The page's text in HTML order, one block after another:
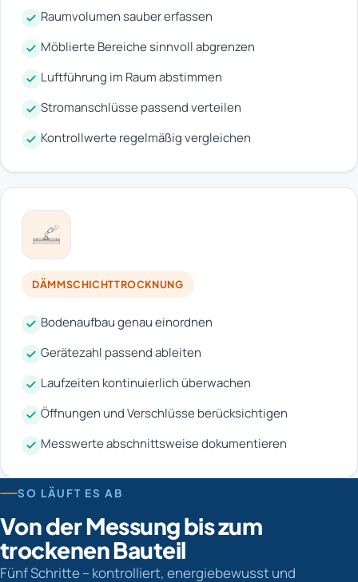
Raumvolumen sauber erfassen
Möblierte Bereiche sinnvoll abgrenzen
Luftführung im Raum abstimmen
Stromanschlüsse passend verteilen
Kontrollwerte regelmäßig vergleichen
DÄMMSCHICHTTROCKNUNG
Bodenaufbau genau einordnen
Gerätezahl passend ableiten
Laufzeiten kontinuierlich überwachen
Öffnungen und Verschlüsse berücksichtigen
Messwerte abschnittsweise dokumentieren
SO LÄUFT ES AB
Von der Messung bis zum
trockenen Bauteil
Fünf Schritte – kontrolliert, energiebewusst und